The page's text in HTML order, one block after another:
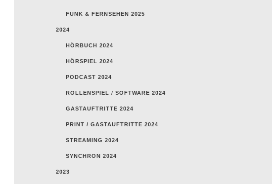
FUNK & FERNSEHEN 2025
2024
HÖRBUCH 2024
HÖRSPIEL 2024
PODCAST 2024
ROLLENSPIEL / SOFTWARE 2024
GASTAUFTRITTE 2024
PRINT / GASTAUFTRITTE 2024
STREAMING 2024
SYNCHRON 2024
2023